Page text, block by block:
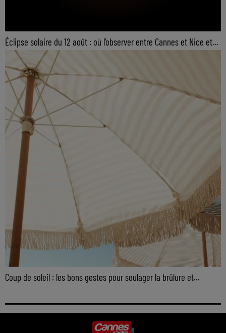
Éclipse solaire du 12 août : où l’observer entre Cannes et Nice et...
Coup de soleil : les bons gestes pour soulager la brûlure et...